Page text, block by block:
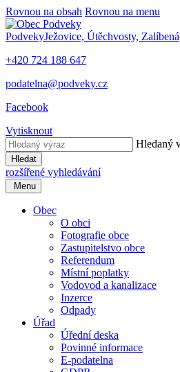
Rovnou na obsah Rovnou na menu
PodvekyJežovice, Útěchvosty, Zalíbená
+420 724 188 647
podatelna@podveky.cz
Facebook
Vytisknout
Hledaný
Hledat
rozšířené vyhledávání
Menu
Obec
O obci
Fotografie obce
Zastupitelstvo obce
Referendum
Místní poplatky
Vodovod a kanalizace
Inzerce
Odpady
Úřad
Úřední deska
Povinné informace
E-podatelna